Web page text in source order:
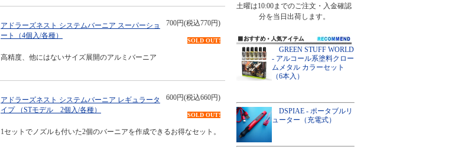
アドラーズネスト システムバーニア スーパーショ
ート（4個入/各種）
700円(税込770円)
SOLD OUT!
高精度、他にはないサイズ展開のアルミバーニア
アドラーズネスト システムバーニア レギュラータ
イプ （STモデル 2個入/各種）
600円(税込660円)
SOLD OUT!
1セットでノズルも付いた2個のバーニアを作成できるお得なセット。
土曜は10:00までのご注文・入金確認
分を当日出荷します。
GREEN STUFF WORLD
- アルコール系塗料クロー
ムメタル カラーセット
（6本入）
DSPIAE - ポータブルリ
ューター（充電式）